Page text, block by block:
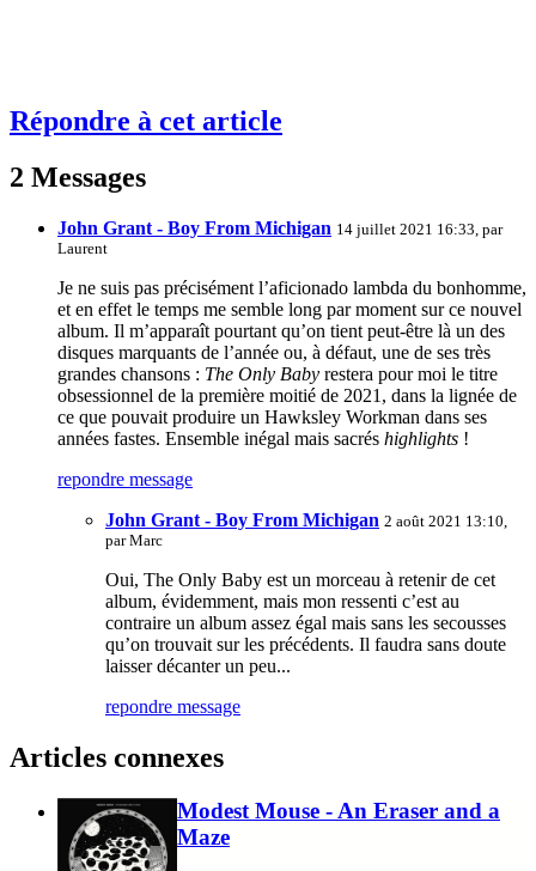
Répondre à cet article
2 Messages
John Grant - Boy From Michigan 14 juillet 2021 16:33, par
Laurent
Je ne suis pas précisément l’aficionado lambda du bonhomme,
et en effet le temps me semble long par moment sur ce nouvel
album. Il m’apparaît pourtant qu’on tient peut-être là un des
disques marquants de l’année ou, à défaut, une de ses très
grandes chansons : The Only Baby restera pour moi le titre
obsessionnel de la première moitié de 2021, dans la lignée de
ce que pouvait produire un Hawksley Workman dans ses
années fastes. Ensemble inégal mais sacrés highlights !
repondre message
John Grant - Boy From Michigan 2 août 2021 13:10,
parMarc
Oui, The Only Baby est un morceau à retenir de cet
album, évidemment, mais mon ressenti c’est au
contraire un album assez égal mais sans les secousses
qu’on trouvait sur les précédents. Il faudra sans doute
laisser décanter un peu...
repondre message
Articles connexes
Modest Mouse - An Eraser and a
Maze